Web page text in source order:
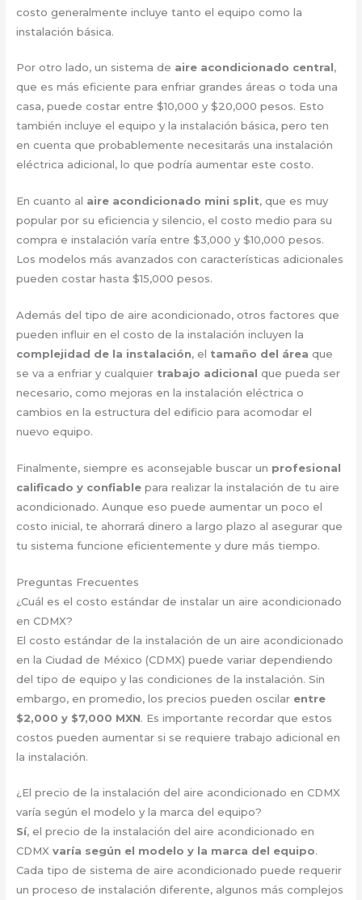
costo generalmente incluye tanto el equipo como la
instalación básica.
Por otro lado, un sistema de aire acondicionado central,
que es más eficiente para enfriar grandes áreas o toda una
casa, puede costar entre $10,000 y $20,000 pesos. Esto
también incluye el equipo y la instalación básica, pero ten
en cuenta que probablemente necesitarás una instalación
eléctrica adicional, lo que podría aumentar este costo.
En cuanto al aire acondicionado mini split, que es muy
popular por su eficiencia y silencio, el costo medio para su
compra e instalación varía entre $3,000 y $10,000 pesos.
Los modelos más avanzados con características adicionales
pueden costar hasta $15,000 pesos.
Además del tipo de aire acondicionado, otros factores que
pueden influir en el costo de la instalación incluyen la
complejidad de la instalación, el tamaño del área que
se va a enfriar y cualquier trabajo adicional que pueda ser
necesario, como mejoras en la instalación eléctrica o
cambios en la estructura del edificio para acomodar el
nuevo equipo.
Finalmente, siempre es aconsejable buscar un profesional
calificado y confiable para realizar la instalación de tu aire
acondicionado. Aunque eso puede aumentar un poco el
costo inicial, te ahorrará dinero a largo plazo al asegurar que
tu sistema funcione eficientemente y dure más tiempo.
Preguntas Frecuentes
¿Cuál es el costo estándar de instalar un aire acondicionado
en CDMX?
El costo estándar de la instalación de un aire acondicionado
en la Ciudad de México (CDMX) puede variar dependiendo
del tipo de equipo y las condiciones de la instalación. Sin
embargo, en promedio, los precios pueden oscilar entre
$2,000 y $7,000 MXN. Es importante recordar que estos
costos pueden aumentar si se requiere trabajo adicional en
la instalación.
¿El precio de la instalación del aire acondicionado en CDMX
varía según el modelo y la marca del equipo?
Sí, el precio de la instalación del aire acondicionado en
CDMXvaría según el modelo y la marca del equipo.
Cada tipo de sistema de aire acondicionado puede requerir
un proceso de instalación diferente, algunos más complejos